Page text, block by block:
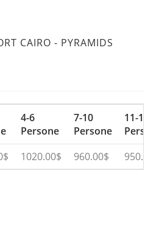
CAIRO - PYRAMIDS
4-6
Persone
7-10
Persone
11-14
Persone
1020.00$ 960.00$ 950.00$